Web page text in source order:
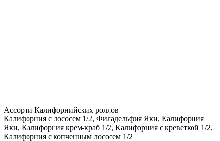
Ассорти Калифорнийских роллов
Калифорния с лососем 1/2, Филадельфия Яки, Калифорния
Яки, Калифорния крем-краб 1/2, Калифорния с креветкой 1/2,
Калифорния с копченным лососем 1/2